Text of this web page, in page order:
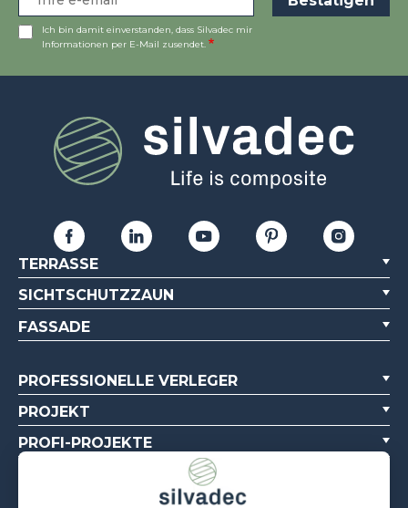
Ich bin damit einverstanden, dass Silvadec mir
Informationen per E-Mail zusendet.
TERRASSE
SICHTSCHUTZZAUN
FASSADE
PROFESSIONELLE VERLEGER
PROJEKT
PROFI-PROJEKTE